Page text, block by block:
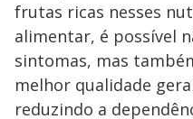
frutas ricas nesses
alimentar, é possível
sintomas, mas
melhor qualidade
reduzindo a